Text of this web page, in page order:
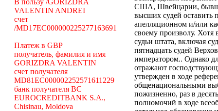
В пользу /GORIZDRA
VALENTIN ANDREI
счет
/MD17EC000000225277163691
Платеж в GBP
получатель, фамилия и имя
GORIZDRA VALENTIN
счет получателя
MD81EC000002252571611229
банк получателя BC
EUROCREDITBANK S.A.,
Chisinau, Moldova
США, Швейцарии,
высших судей
апелляционном и/или
своему произволу.
судьи штата, включая
пятнадцать судей
императором.. Однако
отражают
утвержден в ходе
общенациональными
пожизненно, раз в
полномочий в ходе